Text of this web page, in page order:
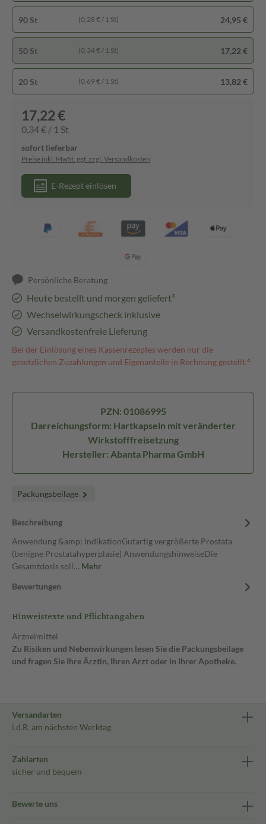
90 St (0,28 € / 1 St) 24,95 €
50 St (0,34 € / 1 St) 17,22 €
20 St (0,69 € / 1 St) 13,82 €
17,22 €
0,34 € / 1 St
sofort lieferbar
Preise inkl. MwSt. ggf. zzgl. Versandkosten
E-Rezept einlösen
Persönliche Beratung
Heute bestellt und morgen geliefert³
Wechselwirkungscheck inklusive
Versandkostenfreie Lieferung
Bei der Einlösung eines Kassenrezeptes werden nur die
gesetzlichen Zuzahlungen und Eigenanteile in Rechnung gestellt.⁴
PZN: 01086995
Darreichungsform: Hartkapseln mit veränderter
Wirkstofffreisetzung
Hersteller: Abanta Pharma GmbH
Packungsbeilage
Beschreibung
Anwendung &amp; IndikationGutartig vergrößerte Prostata
(benigne Prostatahyperplasie) AnwendungshinweiseDie
Gesamtdosis soll… Mehr
Bewertungen
Hinweistexte und Pflichtangaben
Arzneimittel
Zu Risiken und Nebenwirkungen lesen Sie die Packungsbeilage
und fragen Sie Ihre Ärztin, Ihren Arzt oder in Ihrer Apotheke.
Versandarten
i.d.R. am nächsten Werktag
Zahlarten
sicher und bequem
Bewerte uns